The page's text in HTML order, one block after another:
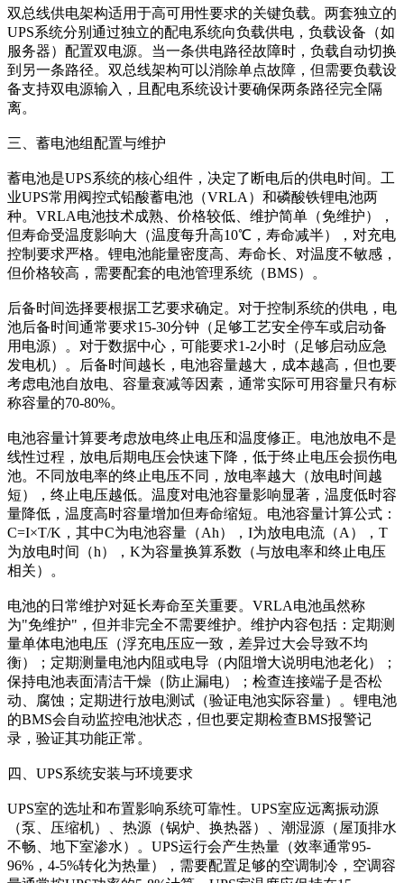
双总线供电架构适用于高可用性要求的关键负载。两套独立的
UPS系统分别通过独立的配电系统向负载供电，负载设备（如
服务器）配置双电源。当一条供电路径故障时，负载自动切换
到另一条路径。双总线架构可以消除单点故障，但需要负载设
备支持双电源输入，且配电系统设计要确保两条路径完全隔
离。
三、蓄电池组配置与维护
蓄电池是UPS系统的核心组件，决定了断电后的供电时间。工
业UPS常用阀控式铅酸蓄电池（VRLA）和磷酸铁锂电池两
种。VRLA电池技术成熟、价格较低、维护简单（免维护），
但寿命受温度影响大（温度每升高10℃，寿命减半），对充电
控制要求严格。锂电池能量密度高、寿命长、对温度不敏感，
但价格较高，需要配套的电池管理系统（BMS）。
后备时间选择要根据工艺要求确定。对于控制系统的供电，电
池后备时间通常要求15-30分钟（足够工艺安全停车或启动备
用电源）。对于数据中心，可能要求1-2小时（足够启动应急
发电机）。后备时间越长，电池容量越大，成本越高，但也要
考虑电池自放电、容量衰减等因素，通常实际可用容量只有标
称容量的70-80%。
电池容量计算要考虑放电终止电压和温度修正。电池放电不是
线性过程，放电后期电压会快速下降，低于终止电压会损伤电
池。不同放电率的终止电压不同，放电率越大（放电时间越
短），终止电压越低。温度对电池容量影响显著，温度低时容
量降低，温度高时容量增加但寿命缩短。电池容量计算公式：
C=I×T/K，其中C为电池容量（Ah），I为放电电流（A），T
为放电时间（h），K为容量换算系数（与放电率和终止电压
相关）。
电池的日常维护对延长寿命至关重要。VRLA电池虽然称
为"免维护"，但并非完全不需要维护。维护内容包括：定期测
量单体电池电压（浮充电压应一致，差异过大会导致不均
衡）；定期测量电池内阻或电导（内阻增大说明电池老化）；
保持电池表面清洁干燥（防止漏电）；检查连接端子是否松
动、腐蚀；定期进行放电测试（验证电池实际容量）。锂电池
的BMS会自动监控电池状态，但也要定期检查BMS报警记
录，验证其功能正常。
四、UPS系统安装与环境要求
UPS室的选址和布置影响系统可靠性。UPS室应远离振动源
（泵、压缩机）、热源（锅炉、换热器）、潮湿源（屋顶排水
不畅、地下室渗水）。UPS运行会产生热量（效率通常95-
96%，4-5%转化为热量），需要配置足够的空调制冷，空调容